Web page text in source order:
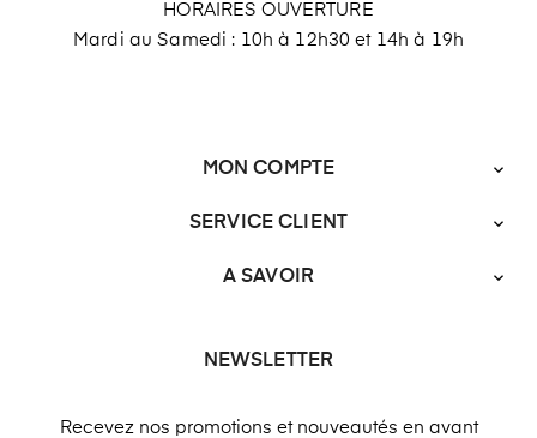
HORAIRES OUVERTURE
Mardi au Samedi : 10h à 12h30 et 14h à 19h
MON COMPTE 
SERVICE CLIENT 
A SAVOIR 
NEWSLETTER
Recevez nos promotions et nouveautés en avant